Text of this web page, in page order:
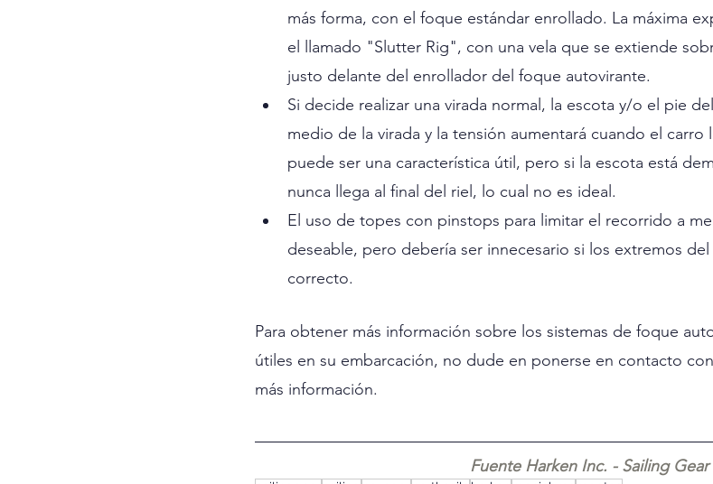
más forma, con el foque estándar enrollado. La máxima
el llamado "Slutter Rig", con una vela que se extiende
justo delante del enrollador del foque autovirante.
Si decide realizar una virada normal, la escota y/o el pie
medio de la virada y la tensión aumentará cuando el carro
puede ser una característica útil, pero si la escota está
nunca llega al final del riel, lo cual no es ideal.
El uso de topes con pinstops para limitar el recorrido a
deseable, pero debería ser innecesario si los extremos
correcto.
Para obtener más información sobre los sistemas de foque
útiles en su embarcación, no dude en ponerse en contacto
más información.
Fuente Harken Inc. - Sailing Gear